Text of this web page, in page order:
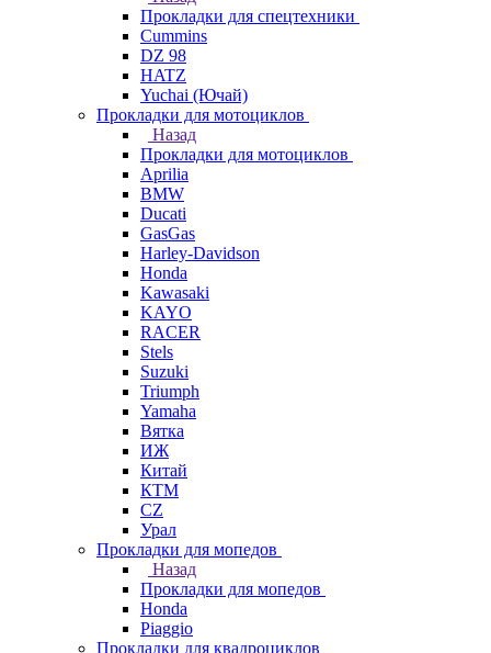
Прокладки для спецтехники
Cummins
DZ 98
HATZ
Yuchai (Ючай)
Прокладки для мотоциклов
Назад
Прокладки для мотоциклов
Aprilia
BMW
Ducati
GasGas
Harley-Davidson
Honda
Kawasaki
KAYO
RACER
Stels
Suzuki
Triumph
Yamaha
Вятка
ИЖ
Китай
КТМ
СZ
Урал
Прокладки для мопедов
Назад
Прокладки для мопедов
Honda
Piaggio
Прокладки для квадроциклов